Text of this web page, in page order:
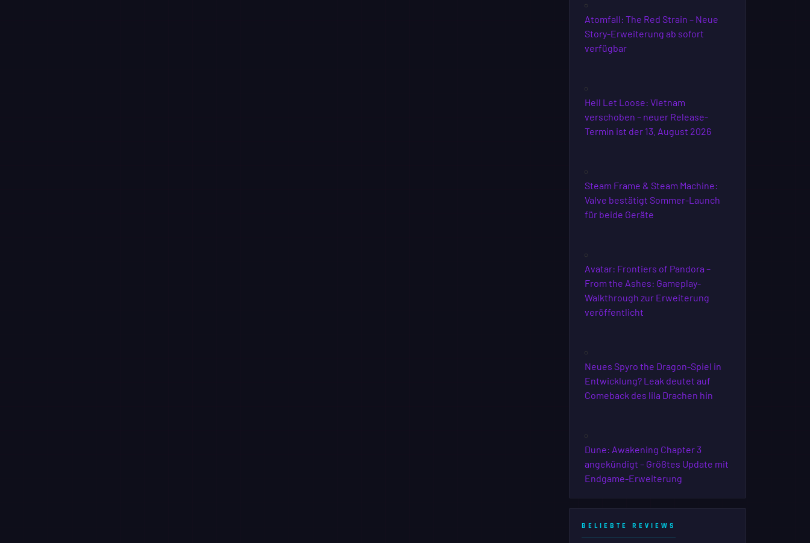
Atomfall: The Red Strain – Neue
Story-Erweiterung ab sofort
verfügbar
Hell Let Loose: Vietnam
verschoben – neuer Release-
Termin ist der 13. August 2026
Steam Frame & Steam Machine:
Valve bestätigt Sommer-Launch
für beide Geräte
Avatar: Frontiers of Pandora –
From the Ashes: Gameplay-
Walkthrough zur Erweiterung
veröffentlicht
Neues Spyro the Dragon-Spiel in
Entwicklung? Leak deutet auf
Comeback des lila Drachen hin
Dune: Awakening Chapter 3
angekündigt – Größtes Update mit
Endgame-Erweiterung
BELIEBTE REVIEWS